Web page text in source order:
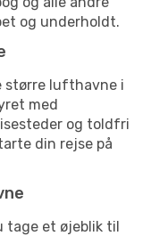
og underholdt.
større lufthavne i
med
og toldfri
din rejse på
tage et øjeblik til